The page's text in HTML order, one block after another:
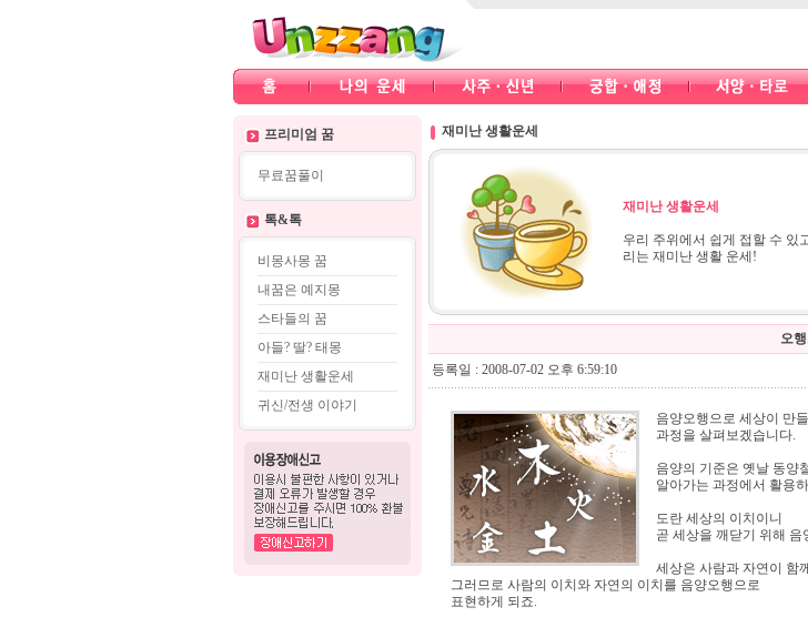
프리미엄 꿈
무료꿈풀이
톡&톡
비몽사몽 꿈
내꿈은 예지몽
스타들의 꿈
아들? 딸? 태몽
재미난 생활운세
귀신/전생 이야기
재미난 생활운세
재미난 생활운세
우리 주위에서 쉽게 접할 수 있
리는 재미난 생활 운세!
오
등록일 : 2008-07-02 오후 6:59:10
음양오행으로 세상이 만
과정을 살펴보겠습니다.
음양의 기준은 옛날 동양
알아가는 과정에서 활용
도란 세상의 이치이니
곧 세상을 깨닫기 위해 음
세상은 사람과 자연이 함
그러므로 사람의 이치와 자연의 이치를 음양오행으로
표현하게 되죠.